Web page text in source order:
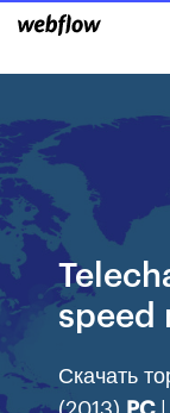
speed
Скачать
(2013) PC|